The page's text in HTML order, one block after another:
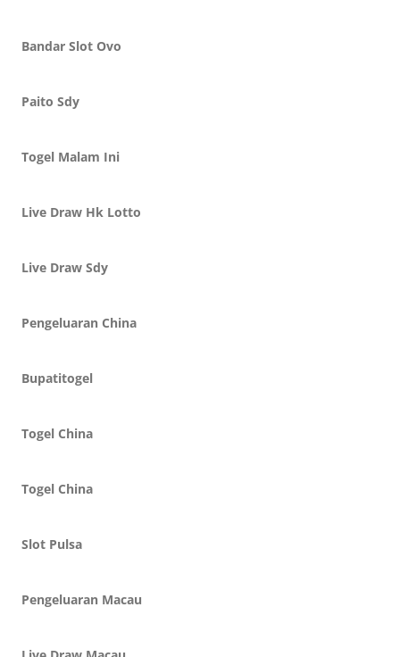
Bandar Slot Ovo
Paito Sdy
Togel Malam Ini
Live Draw Hk Lotto
Live Draw Sdy
Pengeluaran China
Bupatitogel
Togel China
Togel China
Slot Pulsa
Pengeluaran Macau